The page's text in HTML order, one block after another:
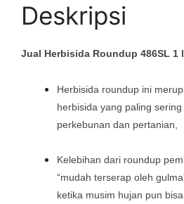
Deskripsi
Jual Herbisida Roundup 486SL 1
Herbisida roundup ini
herbisida yang paling
perkebunan dan pertanian,
Kelebihan dari roundup
“mudah terserap oleh
ketika musim hujan pun